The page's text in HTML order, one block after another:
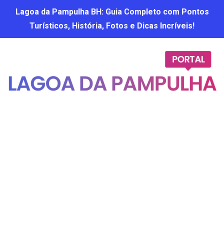
Lagoa da Pampulha BH: Guia Completo com Pontos
Turísticos, História, Fotos e Dicas Incríveis!